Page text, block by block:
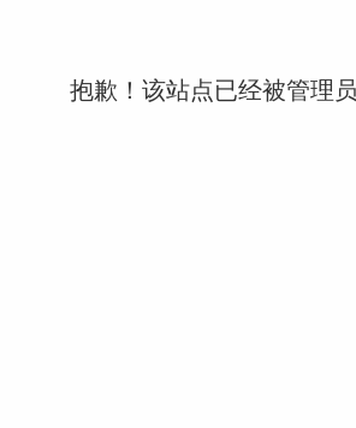
抱歉！该站点已经被管理